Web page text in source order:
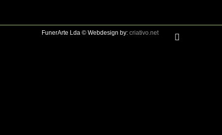
FunerArte Lda © Webdesign by: criativo.net